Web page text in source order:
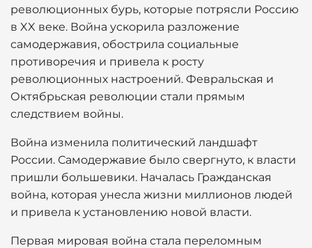
революционных бурь, которые потрясли Россию
в XX веке. Война ускорила разложение
самодержавия, обострила социальные
противоречия и привела к росту
революционных настроений. Февральская и
Октябрьская революции стали прямым
следствием войны.
Война изменила политический ландшафт
России. Самодержавие было свергнуто, к власти
пришли большевики. Началась Гражданская
война, которая унесла жизни миллионов людей
и привела к установлению новой власти.
Первая мировая война стала переломным